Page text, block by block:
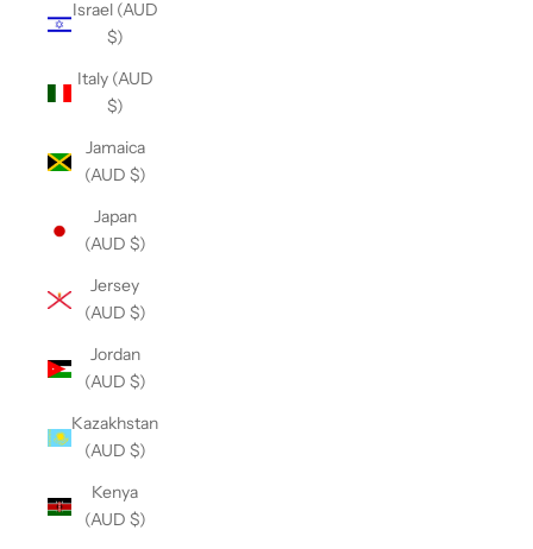
Israel (AUD
$)
Italy (AUD
$)
Jamaica
(AUD $)
Japan
(AUD $)
Jersey
(AUD $)
Jordan
(AUD $)
Kazakhstan
(AUD $)
Kenya
(AUD $)